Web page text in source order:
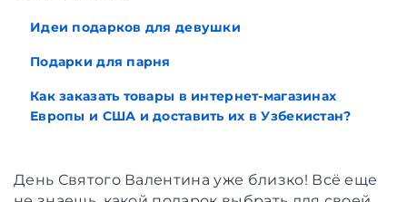
Идеи подарков для девушки
Подарки для парня
Как заказать товары в интернет-магазинах
Европы и США и доставить их в Узбекистан?
День Святого Валентина уже близко! Всё еще